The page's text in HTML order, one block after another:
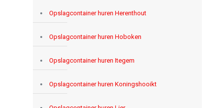
Opslagcontainer huren Herenthout
Opslagcontainer huren Hoboken
Opslagcontainer huren Itegem
Opslagcontainer huren Koningshooikt